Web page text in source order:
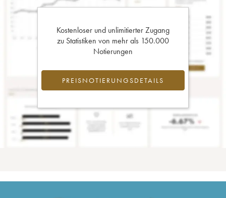
Kostenloser und unlimitierter Zugang
zu Statistiken von mehr als 150.000
Notierungen
PREISNOTIERUNGSDETAILS